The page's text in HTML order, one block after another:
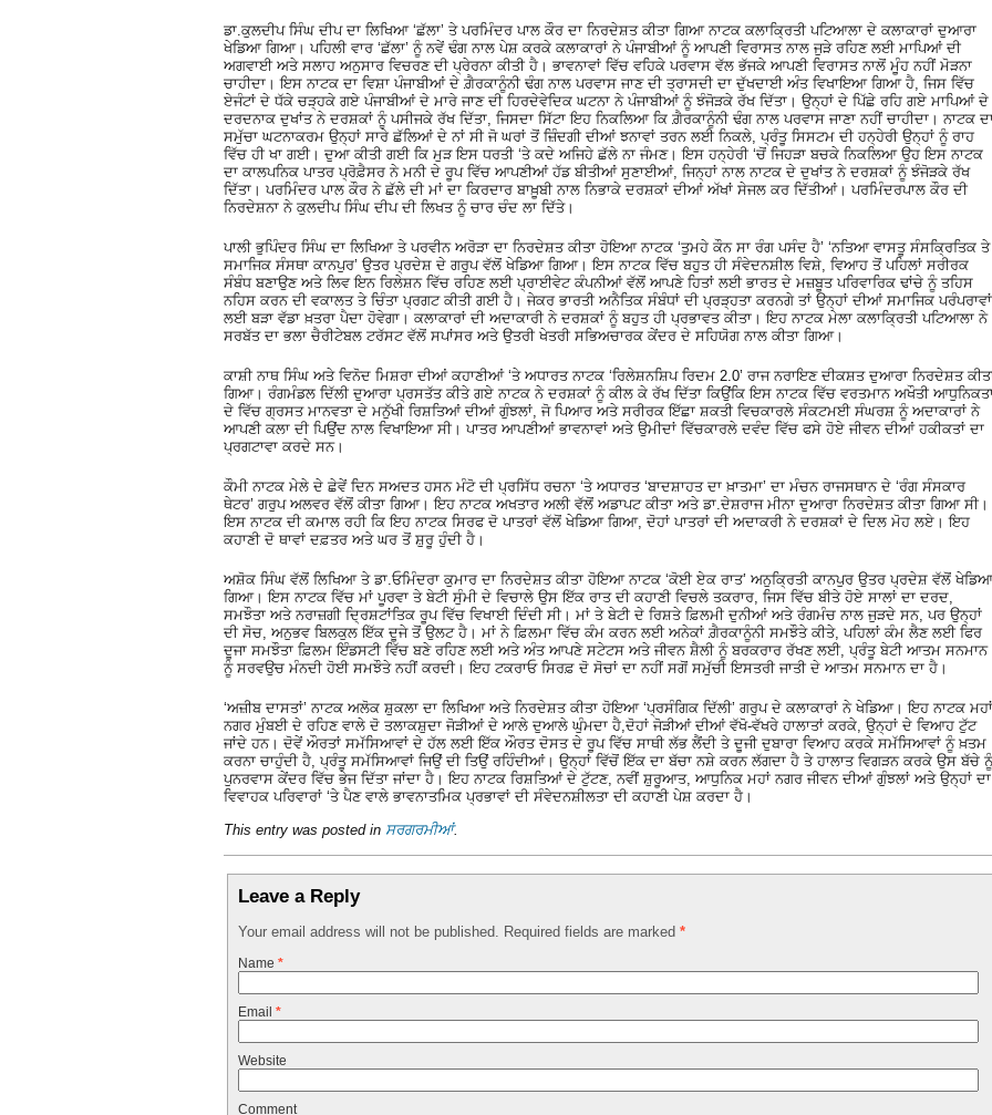
ਡਾ.ਕੁਲਦੀਪ ਸਿੰਘ ਦੀਪ ਦਾ ਲਿਖਿਆ ‘ਛੱਲਾ’ ਤੇ ਪਰਮਿੰਦਰ ਪਾਲ ਕੌਰ ਦਾ ਨਿਰਦੇਸ਼ਤ ਕੀਤਾ ਗਿਆ ਨਾਟਕ ਕਲਾਕ੍ਰਿਤੀ ਪਟਿਆਲਾ ਦੇ ਕਲਾਕਾਰਾਂ ਦੁਆਰਾ
ਖੇਡਿਆ ਗਿਆ। ਪਹਿਲੀ ਵਾਰ ‘ਛੱਲਾ’ ਨੂੰ ਨਵੇਂ ਢੰਗ ਨਾਲ ਪੇਸ਼ ਕਰਕੇ ਕਲਾਕਾਰਾਂ ਨੇ ਪੰਜਾਬੀਆਂ ਨੂੰ ਆਪਣੀ ਵਿਰਾਸਤ ਨਾਲ ਜੁੜੇ ਰਹਿਣ ਲਈ ਮਾਪਿਆਂ ਦੀ
ਅਗਵਾਈ ਅਤੇ ਸਲਾਹ ਅਨੁਸਾਰ ਵਿਚਰਣ ਦੀ ਪ੍ਰੇਰਨਾ ਕੀਤੀ ਹੈ। ਭਾਵਨਾਵਾਂ ਵਿੱਚ ਵਹਿਕੇ ਪਰਵਾਸ ਵੱਲ ਭੱਜਕੇ ਆਪਣੀ ਵਿਰਾਸਤ ਨਾਲੋਂ ਮੂੰਹ ਨਹੀਂ ਮੋੜਨਾ
ਚਾਹੀਦਾ। ਇਸ ਨਾਟਕ ਦਾ ਵਿਸ਼ਾ ਪੰਜਾਬੀਆਂ ਦੇ ਗ਼ੈਰਕਾਨੂੰਨੀ ਢੰਗ ਨਾਲ ਪਰਵਾਸ ਜਾਣ ਦੀ ਤ੍ਰਾਸਦੀ ਦਾ ਦੁੱਖਦਾਈ ਅੰਤ ਵਿਖਾਇਆ ਗਿਆ ਹੈ, ਜਿਸ ਵਿੱਚ
ਏਜੰਟਾਂ ਦੇ ਧੱਕੇ ਚੜ੍ਹਕੇ ਗਏ ਪੰਜਾਬੀਆਂ ਦੇ ਮਾਰੇ ਜਾਣ ਦੀ ਹਿਰਦੇਵੇਦਿਕ ਘਟਨਾ ਨੇ ਪੰਜਾਬੀਆਂ ਨੂੰ ਝੰਜੋੜਕੇ ਰੱਖ ਦਿੱਤਾ। ਉਨ੍ਹਾਂ ਦੇ ਪਿੱਛੇ ਰਹਿ ਗਏ ਮਾਪਿਆਂ ਦੇ
ਦਰਦਨਾਕ ਦੁਖਾਂਤ ਨੇ ਦਰਸ਼ਕਾਂ ਨੂੰ ਪਸੀਜਕੇ ਰੱਖ ਦਿੱਤਾ, ਜਿਸਦਾ ਸਿੱਟਾ ਇਹ ਨਿਕਲਿਆ ਕਿ ਗ਼ੈਰਕਾਨੂੰਨੀ ਢੰਗ ਨਾਲ ਪਰਵਾਸ ਜਾਣਾ ਨਹੀਂ ਚਾਹੀਦਾ। ਨਾਟਕ
ਸਮੁੱਚਾ ਘਟਨਾਕਰਮ ਉਨ੍ਹਾਂ ਸਾਰੇ ਛੱਲਿਆਂ ਦੇ ਨਾਂ ਸੀ ਜੋ ਘਰਾਂ ਤੋਂ ਜ਼ਿੰਦਗੀ ਦੀਆਂ ਝਨਾਵਾਂ ਤਰਨ ਲਈ ਨਿਕਲੇ, ਪ੍ਰੰਤੂ ਸਿਸਟਮ ਦੀ ਹਨ੍ਹੇਰੀ ਉਨ੍ਹਾਂ ਨੂੰ ਰਾਹ
ਵਿੱਚ ਹੀ ਖਾ ਗਈ। ਦੁਆ ਕੀਤੀ ਗਈ ਕਿ ਮੁੜ ਇਸ ਧਰਤੀ ‘ਤੇ ਕਦੇ ਅਜਿਹੇ ਛੱਲੇ ਨਾ ਜੰਮਣ। ਇਸ ਹਨ੍ਹੇਰੀ ‘ਚੋਂ ਜਿਹੜਾ ਬਚਕੇ ਨਿਕਲਿਆ ਉਹ ਇਸ ਨਾਟਕ
ਦਾ ਕਾਲਪਨਿਕ ਪਾਤਰ ਪ੍ਰੋਫ਼ੈਸਰ ਨੇ ਮਨੀ ਦੇ ਰੂਪ ਵਿੱਚ ਆਪਣੀਆਂ ਹੱਡ ਬੀਤੀਆਂ ਸੁਣਾਈਆਂ, ਜਿਨ੍ਹਾਂ ਨਾਲ ਨਾਟਕ ਦੇ ਦੁਖਾਂਤ ਨੇ ਦਰਸ਼ਕਾਂ ਨੂੰ ਝੰਜੋੜਕੇ ਰੱਖ
ਦਿੱਤਾ। ਪਰਮਿੰਦਰ ਪਾਲ ਕੌਰ ਨੇ ਛੱਲੇ ਦੀ ਮਾਂ ਦਾ ਕਿਰਦਾਰ ਬਾਖ਼ੂਬੀ ਨਾਲ ਨਿਭਾਕੇ ਦਰਸ਼ਕਾਂ ਦੀਆਂ ਅੱਖਾਂ ਸੇਜਲ ਕਰ ਦਿੱਤੀਆਂ। ਪਰਮਿੰਦਰਪਾਲ ਕੌਰ ਦੀ
ਨਿਰਦੇਸ਼ਨਾ ਨੇ ਕੁਲਦੀਪ ਸਿੰਘ ਦੀਪ ਦੀ ਲਿਖਤ ਨੂੰ ਚਾਰ ਚੰਦ ਲਾ ਦਿੱਤੇ।
ਪਾਲੀ ਭੁਪਿੰਦਰ ਸਿੰਘ ਦਾ ਲਿਖਿਆ ਤੇ ਪਰਵੀਨ ਅਰੋੜਾ ਦਾ ਨਿਰਦੇਸ਼ਤ ਕੀਤਾ ਹੋਇਆ ਨਾਟਕ ‘ਤੁਮਹੇ ਕੌਨ ਸਾ ਰੰਗ ਪਸੰਦ ਹੈ’ ‘ਨਤਿਆ ਵਾਸਤੂ ਸੰਸਕ੍ਰਿਤਿਕ ਤੇ
ਸਮਾਜਿਕ ਸੰਸਥਾ ਕਾਨਪੁਰ’ ਉਤਰ ਪ੍ਰਦੇਸ਼ ਦੇ ਗਰੁਪ ਵੱਲੋਂ ਖੇਡਿਆ ਗਿਆ। ਇਸ ਨਾਟਕ ਵਿੱਚ ਬਹੁਤ ਹੀ ਸੰਵੇਦਨਸ਼ੀਲ ਵਿਸ਼ੇ, ਵਿਆਹ ਤੋਂ ਪਹਿਲਾਂ ਸਰੀਰਕ
ਸੰਬੰਧ ਬਣਾਉਣ ਅਤੇ ਲਿਵ ਇਨ ਰਿਲੇਸ਼ਨ ਵਿੱਚ ਰਹਿਣ ਲਈ ਪ੍ਰਾਈਵੇਟ ਕੰਪਨੀਆਂ ਵੱਲੋਂ ਆਪਣੇ ਹਿਤਾਂ ਲਈ ਭਾਰਤ ਦੇ ਮਜ਼ਬੂਤ ਪਰਿਵਾਰਿਕ ਢਾਂਚੇ ਨੂੰ ਤਹਿਸ
ਨਹਿਸ ਕਰਨ ਦੀ ਵਕਾਲਤ ਤੇ ਚਿੰਤਾ ਪ੍ਰਗਟ ਕੀਤੀ ਗਈ ਹੈ। ਜੇਕਰ ਭਾਰਤੀ ਅਨੈਤਿਕ ਸੰਬੰਧਾਂ ਦੀ ਪ੍ਰੜ੍ਹਤਾ ਕਰਨਗੇ ਤਾਂ ਉਨ੍ਹਾਂ ਦੀਆਂ ਸਮਾਜਿਕ ਪਰੰਪਰਾਵਾਂ
ਲਈ ਬੜਾ ਵੱਡਾ ਖ਼ਤਰਾ ਪੈਦਾ ਹੋਵੇਗਾ। ਕਲਾਕਾਰਾਂ ਦੀ ਅਦਾਕਾਰੀ ਨੇ ਦਰਸ਼ਕਾਂ ਨੂੰ ਬਹੁਤ ਹੀ ਪ੍ਰਭਾਵਤ ਕੀਤਾ। ਇਹ ਨਾਟਕ ਮੇਲਾ ਕਲਾਕ੍ਰਿਤੀ ਪਟਿਆਲਾ ਨੇ
ਸਰਬੱਤ ਦਾ ਭਲਾ ਚੈਰੀਟੇਬਲ ਟਰੱਸਟ ਵੱਲੋਂ ਸਪਾਂਸਰ ਅਤੇ ਉਤਰੀ ਖੇਤਰੀ ਸਭਿਅਚਾਰਕ ਕੇਂਦਰ ਦੇ ਸਹਿਯੋਗ ਨਾਲ ਕੀਤਾ ਗਿਆ।
ਕਾਸ਼ੀ ਨਾਥ ਸਿੰਘ ਅਤੇ ਵਿਨੋਦ ਮਿਸ਼ਰਾ ਦੀਆਂ ਕਹਾਣੀਆਂ ‘ਤੇ ਅਧਾਰਤ ਨਾਟਕ ‘ਰਿਲੇਸ਼ਨਸ਼ਿਪ ਰਿਦਮ 2.0’ ਰਾਜ ਨਰਾਇਣ ਦੀਕਸ਼ਤ ਦੁਆਰਾ ਨਿਰਦੇਸ਼ਤ
ਗਿਆ। ਰੰਗਮੰਡਲ ਦਿੱਲੀ ਦੁਆਰਾ ਪ੍ਰਸਤੱਤ ਕੀਤੇ ਗਏ ਨਾਟਕ ਨੇ ਦਰਸ਼ਕਾਂ ਨੂੰ ਕੀਲ ਕੇ ਰੱਖ ਦਿੱਤਾ ਕਿਉਂਕਿ ਇਸ ਨਾਟਕ ਵਿੱਚ ਵਰਤਮਾਨ ਅਖੌਤੀ
ਦੇ ਵਿੱਚ ਗ੍ਰਸਤ ਮਾਨਵਤਾ ਦੇ ਮਨੁੱਖੀ ਰਿਸ਼ਤਿਆਂ ਦੀਆਂ ਗੁੰਝਲਾਂ, ਜੋ ਪਿਆਰ ਅਤੇ ਸਰੀਰਕ ਇੱਛਾ ਸ਼ਕਤੀ ਵਿਚਕਾਰਲੇ ਸੰਕਟਮਈ ਸੰਘਰਸ਼ ਨੂੰ ਅਦਾਕਾਰਾਂ ਨੇ
ਆਪਣੀ ਕਲਾ ਦੀ ਪਿਉਂਦ ਨਾਲ ਵਿਖਾਇਆ ਸੀ। ਪਾਤਰ ਆਪਣੀਆਂ ਭਾਵਨਾਵਾਂ ਅਤੇ ਉਮੀਦਾਂ ਵਿੱਚਕਾਰਲੇ ਦਵੰਦ ਵਿੱਚ ਫਸੇ ਹੋਏ ਜੀਵਨ ਦੀਆਂ ਹਕੀਕਤਾਂ ਦਾ
ਪ੍ਰਗਟਾਵਾ ਕਰਦੇ ਸਨ।
ਕੌਮੀ ਨਾਟਕ ਮੇਲੇ ਦੇ ਛੇਵੇਂ ਦਿਨ ਸਅਦਤ ਹਸਨ ਮੰਟੋ ਦੀ ਪ੍ਰਸਿੱਧ ਰਚਨਾ ‘ਤੇ ਅਧਾਰਤ ‘ਬਾਦਸ਼ਾਹਤ ਦਾ ਖ਼ਾਤਮਾ’ ਦਾ ਮੰਚਨ ਰਾਜਸਥਾਨ ਦੇ ‘ਰੰਗ ਸੰਸਕਾਰ
ਥੇਟਰ’ ਗਰੁਪ ਅਲਵਰ ਵੱਲੋਂ ਕੀਤਾ ਗਿਆ। ਇਹ ਨਾਟਕ ਅਖਤਾਰ ਅਲੀ ਵੱਲੋਂ ਅਡਾਪਟ ਕੀਤਾ ਅਤੇ ਡਾ.ਦੇਸ਼ਰਾਜ ਮੀਨਾ ਦੁਆਰਾ ਨਿਰਦੇਸ਼ਤ ਕੀਤਾ ਗਿਆ ਸੀ।
ਇਸ ਨਾਟਕ ਦੀ ਕਮਾਲ ਰਹੀ ਕਿ ਇਹ ਨਾਟਕ ਸਿਰਫ ਦੋ ਪਾਤਰਾਂ ਵੱਲੋਂ ਖੇਡਿਆ ਗਿਆ, ਦੋਹਾਂ ਪਾਤਰਾਂ ਦੀ ਅਦਾਕਰੀ ਨੇ ਦਰਸ਼ਕਾਂ ਦੇ ਦਿਲ ਮੋਹ ਲਏ। ਇਹ
ਕਹਾਣੀ ਦੋ ਥਾਵਾਂ ਦਫ਼ਤਰ ਅਤੇ ਘਰ ਤੋਂ ਸ਼ੁਰੂ ਹੁੰਦੀ ਹੈ।
ਅਸ਼ੋਕ ਸਿੰਘ ਵੱਲੋਂ ਲਿਖਿਆ ਤੇ ਡਾ.ਓਮਿੰਦਰਾ ਕੁਮਾਰ ਦਾ ਨਿਰਦੇਸ਼ਤ ਕੀਤਾ ਹੋਇਆ ਨਾਟਕ ‘ਕੋਈ ਏਕ ਰਾਤ’ ਅਨੁਕ੍ਰਿਤੀ ਕਾਨਪੁਰ ਉਤਰ ਪ੍ਰਦੇਸ਼ ਵੱਲੋਂ ਖੇਡਿਆ
ਗਿਆ। ਇਸ ਨਾਟਕ ਵਿੱਚ ਮਾਂ ਪੂਰਵਾ ਤੇ ਬੇਟੀ ਸੁੰਮੀ ਦੇ ਵਿਚਾਲੇ ਉਸ ਇੱਕ ਰਾਤ ਦੀ ਕਹਾਣੀ ਵਿਚਲੇ ਤਕਰਾਰ, ਜਿਸ ਵਿੱਚ ਬੀਤੇ ਹੋਏ ਸਾਲਾਂ ਦਾ ਦਰਦ,
ਸਮਝੌਤਾ ਅਤੇ ਨਰਾਜ਼ਗੀ ਦ੍ਰਿਸ਼ਟਾਂਤਿਕ ਰੂਪ ਵਿੱਚ ਵਿਖਾਈ ਦਿੰਦੀ ਸੀ। ਮਾਂ ਤੇ ਬੇਟੀ ਦੇ ਰਿਸ਼ਤੇ ਫ਼ਿਲਮੀ ਦੁਨੀਆਂ ਅਤੇ ਰੰਗਮੰਚ ਨਾਲ ਜੁੜਦੇ ਸਨ, ਪਰ ਉਨ੍ਹਾਂ
ਦੀ ਸੋਚ, ਅਨੁਭਵ ਬਿਲਕੁਲ ਇੱਕ ਦੂਜੇ ਤੋਂ ਉਲਟ ਹੈ। ਮਾਂ ਨੇ ਫ਼ਿਲਮਾ ਵਿੱਚ ਕੰਮ ਕਰਨ ਲਈ ਅਨੇਕਾਂ ਗ਼ੈਰਕਾਨੂੰਨੀ ਸਮਝੌਤੇ ਕੀਤੇ, ਪਹਿਲਾਂ ਕੰਮ ਲੈਣ ਲਈ ਫਿਰ
ਦੂਜਾ ਸਮਝੌਤਾ ਫ਼ਿਲਮ ਇੰਡਸਟੀ ਵਿੱਚ ਬਣੇ ਰਹਿਣ ਲਈ ਅਤੇ ਅੰਤ ਆਪਣੇ ਸਟੇਟਸ ਅਤੇ ਜੀਵਨ ਸ਼ੈਲੀ ਨੂੰ ਬਰਕਰਾਰ ਰੱਖਣ ਲਈ, ਪ੍ਰੰਤੂ ਬੇਟੀ ਆਤਮ ਸਨਮਾਨ
ਨੂੰ ਸਰਵਉਚ ਮੰਨਦੀ ਹੋਈ ਸਮਝੌਤੇ ਨਹੀਂ ਕਰਦੀ। ਇਹ ਟਕਰਾਓ ਸਿਰਫ਼ ਦੋ ਸੋਚਾਂ ਦਾ ਨਹੀਂ ਸਗੋਂ ਸਮੁੱਚੀ ਇਸਤਰੀ ਜਾਤੀ ਦੇ ਆਤਮ ਸਨਮਾਨ ਦਾ ਹੈ।
‘ਅਜ਼ੀਬ ਦਾਸਤਾਂ’ ਨਾਟਕ ਅਲੋਕ ਸ਼ੁਕਲਾ ਦਾ ਲਿਖਿਆ ਅਤੇ ਨਿਰਦੇਸ਼ਤ ਕੀਤਾ ਹੋਇਆ ‘ਪ੍ਰਸੰਗਿਕ ਦਿੱਲੀ’ ਗਰੁਪ ਦੇ ਕਲਾਕਾਰਾਂ ਨੇ ਖੇਡਿਆ। ਇਹ ਨਾਟਕ ਮਹਾਂ
ਨਗਰ ਮੁੰਬਈ ਦੇ ਰਹਿਣ ਵਾਲੇ ਦੋ ਤਲਾਕਸ਼ੁਦਾ ਜੋੜੀਆਂ ਦੇ ਆਲੇ ਦੁਆਲੇ ਘੁੰਮਦਾ ਹੈ,ਦੋਹਾਂ ਜੋੜੀਆਂ ਦੀਆਂ ਵੱਖੋ-ਵੱਖਰੇ ਹਾਲਾਤਾਂ ਕਰਕੇ, ਉਨ੍ਹਾਂ ਦੇ ਵਿਆਹ ਟੁੱਟ
ਜਾਂਦੇ ਹਨ। ਦੋਵੇਂ ਔਰਤਾਂ ਸਮੱਸਿਆਵਾਂ ਦੇ ਹੱਲ ਲਈ ਇੱਕ ਔਰਤ ਦੋਸਤ ਦੇ ਰੂਪ ਵਿੱਚ ਸਾਥੀ ਲੱਭ ਲੈਂਦੀ ਤੇ ਦੂਜੀ ਦੁਬਾਰਾ ਵਿਆਹ ਕਰਕੇ ਸਮੱਸਿਆਵਾਂ ਨੂੰ ਖ਼ਤਮ
ਕਰਨਾ ਚਾਹੁੰਦੀ ਹੈ, ਪ੍ਰੰਤੂ ਸਮੱਸਿਆਵਾਂ ਜਿਉਂ ਦੀ ਤਿਉਂ ਰਹਿੰਦੀਆਂ। ਉਨ੍ਹਾਂ ਵਿੱਚੋਂ ਇੱਕ ਦਾ ਬੱਚਾ ਨਸ਼ੇ ਕਰਨ ਲੱਗਦਾ ਹੈ ਤੇ ਹਾਲਾਤ ਵਿਗੜਨ ਕਰਕੇ ਉਸ ਬੱਚੇ ਨੂੰ
ਪੁਨਰਵਾਸ ਕੇਂਦਰ ਵਿੱਚ ਭੇਜ ਦਿੱਤਾ ਜਾਂਦਾ ਹੈ। ਇਹ ਨਾਟਕ ਰਿਸ਼ਤਿਆਂ ਦੇ ਟੁੱਟਣ, ਨਵੀਂ ਸ਼ੁਰੂਆਤ, ਆਧੁਨਿਕ ਮਹਾਂ ਨਗਰ ਜੀਵਨ ਦੀਆਂ ਗੁੰਝਲਾਂ ਅਤੇ ਉਨ੍ਹਾਂ ਦਾ
ਵਿਵਾਹਕ ਪਰਿਵਾਰਾਂ ‘ਤੇ ਪੈਣ ਵਾਲੇ ਭਾਵਨਾਤਮਿਕ ਪ੍ਰਭਾਵਾਂ ਦੀ ਸੰਵੇਦਨਸ਼ੀਲਤਾ ਦੀ ਕਹਾਣੀ ਪੇਸ਼ ਕਰਦਾ ਹੈ।
This entry was posted in ਸਰਗਰਮੀਆਂ.
Leave a Reply
Your email address will not be published. Required fields are marked *
Name *
Email *
Website
Comment